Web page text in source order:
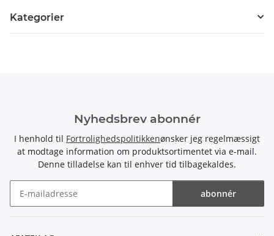
Kategorier
Nyhedsbrev abonnér
I henhold til Fortrolighedspolitikkenønsker jeg regelmæssigt
at modtage information om produktsortimentet via e-mail.
Denne tilladelse kan til enhver tid tilbagekaldes.
abonnér